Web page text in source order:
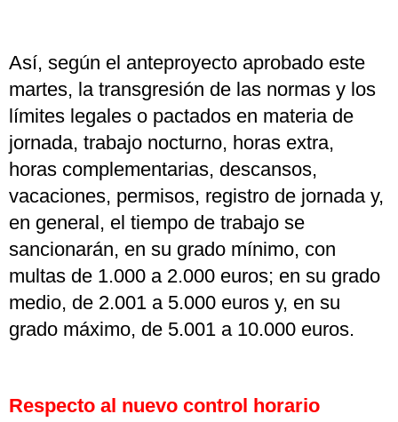
Así, según el anteproyecto aprobado este
martes, la transgresión de las normas y los
límites legales o pactados en materia de
jornada, trabajo nocturno, horas extra,
horas complementarias, descansos,
vacaciones, permisos, registro de jornada y,
en general, el tiempo de trabajo se
sancionarán, en su grado mínimo, con
multas de 1.000 a 2.000 euros; en su grado
medio, de 2.001 a 5.000 euros y, en su
grado máximo, de 5.001 a 10.000 euros.
Respecto al nuevo control horario